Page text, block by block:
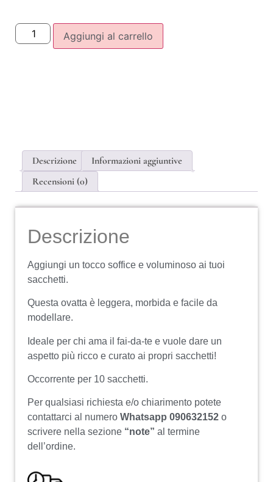
Aggiungi al carrello
Descrizione
Informazioni aggiuntive
Recensioni (0)
Descrizione
Aggiungi un tocco soffice e voluminoso ai tuoi
sacchetti.
Questa ovatta è leggera, morbida e facile da
modellare.
Ideale per chi ama il fai-da-te e vuole dare un
aspetto più ricco e curato ai propri sacchetti!
Occorrente per 10 sacchetti.
Per qualsiasi richiesta e/o chiarimento potete
contattarci al numero Whatsapp 090632152 o
scrivere nella sezione “note” al termine
dell’ordine.